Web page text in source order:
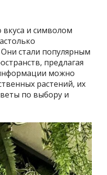
вкуса и символом
стали популярным
предлагая
можно
растений, их
по выбору и